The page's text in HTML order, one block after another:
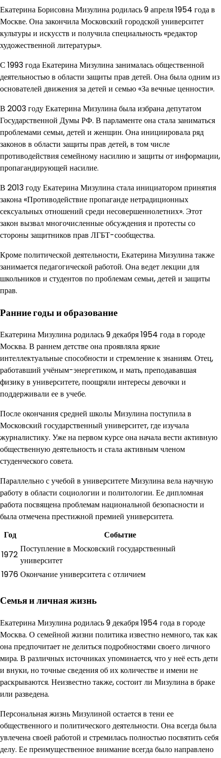
Екатерина Борисовна Мизулина родилась 9 апреля 1954 года в
Москве. Она закончила Московский городской университет
культуры и искусств и получила специальность «редактор
художественной литературы».
С 1993 года Екатерина Мизулина занималась общественной
деятельностью в области защиты прав детей. Она была одним из
основателей движения за детей и семью «За вечные ценности».
В 2003 году Екатерина Мизулина была избрана депутатом
Государственной Думы РФ. В парламенте она стала заниматься
проблемами семьи, детей и женщин. Она инициировала ряд
законов в области защиты прав детей, в том числе
противодействия семейному насилию и защиты от информации,
пропагандирующей насилие.
В 2013 году Екатерина Мизулина стала инициатором принятия
закона «Противодействие пропаганде нетрадиционных
сексуальных отношений среди несовершеннолетних». Этот
закон вызвал многочисленные обсуждения и протесты со
стороны защитников прав ЛГБТ-сообщества.
Кроме политической деятельности, Екатерина Мизулина также
занимается педагогической работой. Она ведет лекции для
школьников и студентов по проблемам семьи, детей и защиты
прав.
Ранние годы и образование
Екатерина Мизулина родилась 9 декабря 1954 года в городе
Москва. В раннем детстве она проявляла яркие
интеллектуальные способности и стремление к знаниям. Отец,
работавший учёным-энергетиком, и мать, преподававшая
физику в университете, поощряли интересы девочки и
поддерживали ее в учебе.
После окончания средней школы Мизулина поступила в
Московский государственный университет, где изучала
журналистику. Уже на первом курсе она начала вести активную
общественную деятельность и стала активным членом
студенческого совета.
Параллельно с учебой в университете Мизулина вела научную
работу в области социологии и политологии. Ее дипломная
работа посвящена проблемам национальной безопасности и
была отмечена престижной премией университета.
Год
Событие
1972
Поступление в Московский государственный
университет
1976Окончание университета с отличием
Семья и личная жизнь
Екатерина Мизулина родилась 9 декабря 1954 года в городе
Москва. О семейной жизни политика известно немного, так как
она предпочитает не делиться подробностями своего личного
мира. В различных источниках упоминается, что у неё есть дети
и внуки, но точные сведения об их количестве и имени не
раскрываются. Неизвестно также, состоит ли Мизулина в браке
или разведена.
Персональная жизнь Мизулиной остается в тени ее
общественного и политического деятельности. Она всегда была
увлечена своей работой и стремилась полностью посвятить себя
делу. Ее преимущественное внимание всегда было направлено